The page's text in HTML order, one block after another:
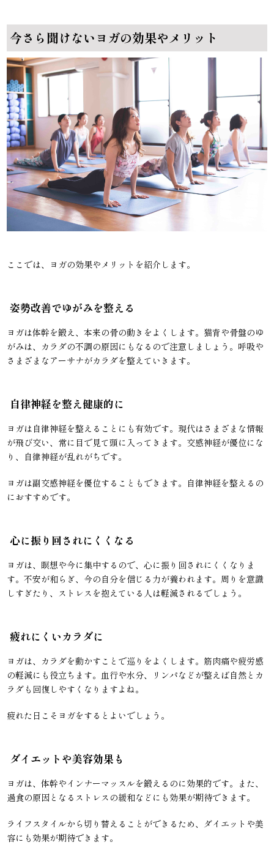
今さら聞けないヨガの効果やメリット
ここでは、ヨガの効果やメリットを紹介します。
姿勢改善でゆがみを整える
ヨガは体幹を鍛え、本来の骨の動きをよくします。猫背や骨盤のゆ
がみは、カラダの不調の原因にもなるので注意しましょう。呼吸や
さまざまなアーサナがカラダを整えていきます。
自律神経を整え健康的に
ヨガは自律神経を整えることにも有効です。現代はさまざまな情報
が飛び交い、常に目で見て頭に入ってきます。交感神経が優位にな
り、自律神経が乱れがちです。
ヨガは副交感神経を優位することもできます。自律神経を整えるの
におすすめです。
心に振り回されにくくなる
ヨガは、瞑想や今に集中するので、心に振り回されにくくなりま
す。不安が和らぎ、今の自分を信じる力が養われます。周りを意識
しすぎたり、ストレスを抱えている人は軽減されるでしょう。
疲れにくいカラダに
ヨガは、カラダを動かすことで巡りをよくします。筋肉痛や疲労感
の軽減にも役立ちます。血行や水分、リンパなどが整えば自然とカ
ラダも回復しやすくなりますよね。
疲れた日こそヨガをするとよいでしょう。
ダイエットや美容効果も
ヨガは、体幹やインナーマッスルを鍛えるのに効果的です。また、
過食の原因となるストレスの緩和などにも効果が期待できます。
ライフスタイルから切り替えることができるため、ダイエットや美
容にも効果が期待できます。